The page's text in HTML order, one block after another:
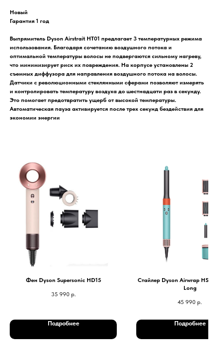
Новый
Гарантия 1 год
Выпрямитель Dyson Airstrait HT01 предлагает 3 температурных режима
использования. Благодаря сочетанию воздушного потока и
оптимальной температуры волосы не подвергаются сильному нагреву,
что минимизирует риск их повреждения. На корпусе установлены 2
съемных диффузора для направления воздушного потока на волосы.
Датчики с революционными стеклянными сферами позволяют измерять
и контролировать температуру воздуха до шестнадцати раз в секунду.
Это помогает предотвратить ущерб от высокой температуры.
Автоматическая пауза активируется после трех секунд бездействия для
экономии энергии
Фен Dyson Supersonic HD15
35 990 р.
Подробнее
Cтайлер Dyson Airwrap HS05
Long
45 990 р.
Подробнее